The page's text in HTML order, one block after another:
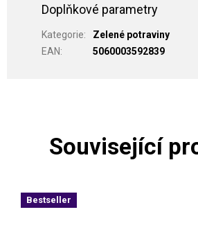
Doplňkové parametry
Kategorie:
Zelené potraviny
EAN: 5060003592839
Související
Bestseller